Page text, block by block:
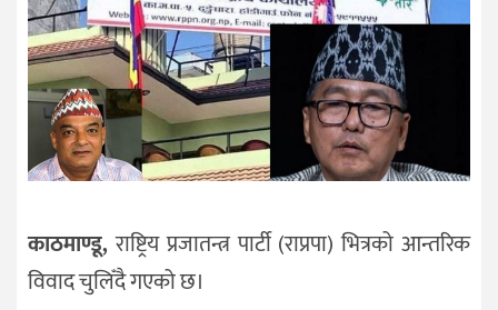
देश
राजनीति
काठमाण्डू, राष्ट्रिय प्रजातन्त्र पार्टी (राप्रपा) भित्रको आन्तरिक
विवाद चुलिँदै गएको छ।